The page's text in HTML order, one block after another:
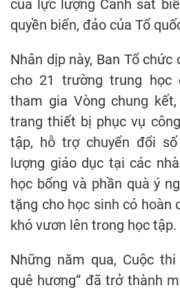
của lực lượng Cảnh sát
quyền biển, đảo của Tổ
Nhân dịp này, Ban Tổ
cho 21 trường trung học
tham gia Vòng chung
trang thiết bị phục vụ
tập, hỗ trợ chuyển đổi
lượng giáo dục tại các
học bổng và phần quà ý
tặng cho học sinh có hoàn
khó vươn lên trong học tập.
Những năm qua, Cuộc
quê hương” đã trở thành